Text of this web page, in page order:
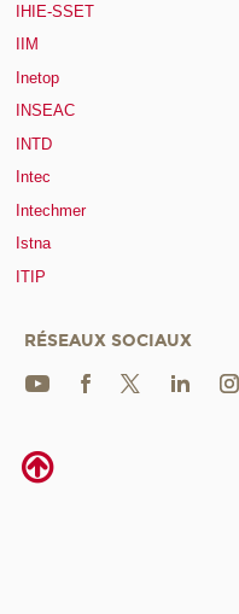
IHIE-SSET
IIM
Inetop
INSEAC
INTD
Intec
Intechmer
Istna
ITIP
RÉSEAUX SOCIAUX